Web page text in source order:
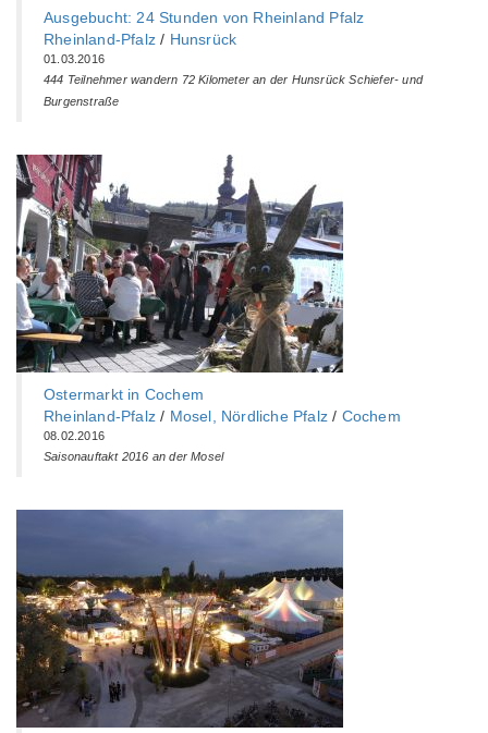
Ausgebucht: 24 Stunden von Rheinland Pfalz
Rheinland-Pfalz / Hunsrück
01.03.2016
444 Teilnehmer wandern 72 Kilometer an der Hunsrück Schiefer- und
Burgenstraße
Ostermarkt in Cochem
Rheinland-Pfalz / Mosel, Nördliche Pfalz / Cochem
08.02.2016
Saisonauftakt 2016 an der Mosel